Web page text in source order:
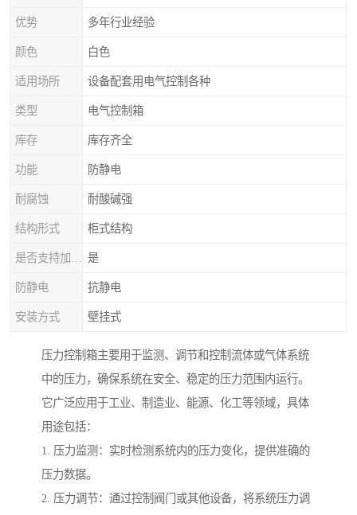
优势 多年行业经验
颜色 白色
适用场所 设备配套用电气控制各种
类型 电气控制箱
库存 库存齐全
功能 防静电
耐腐蚀 耐酸碱强
结构形式 柜式结构
是
防静电 抗静电
安装方式 壁挂式
压力控制箱主要用于监测、调节和控制流体或气体系统
中的压力，确保系统在安全、稳定的压力范围内运行。
它广泛应用于工业、制造业、能源、化工等领域，具体
用途包括：
1. 压力监测：实时检测系统内的压力变化，提供准确的
压力数据。
2. 压力调节：通过控制阀门或其他设备，将系统压力调